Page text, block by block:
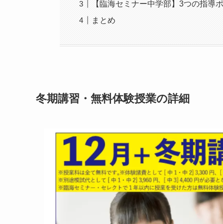
【臨海セミナー中学部】3つの指導
まとめ
冬期講習・無料体験授業の詳細